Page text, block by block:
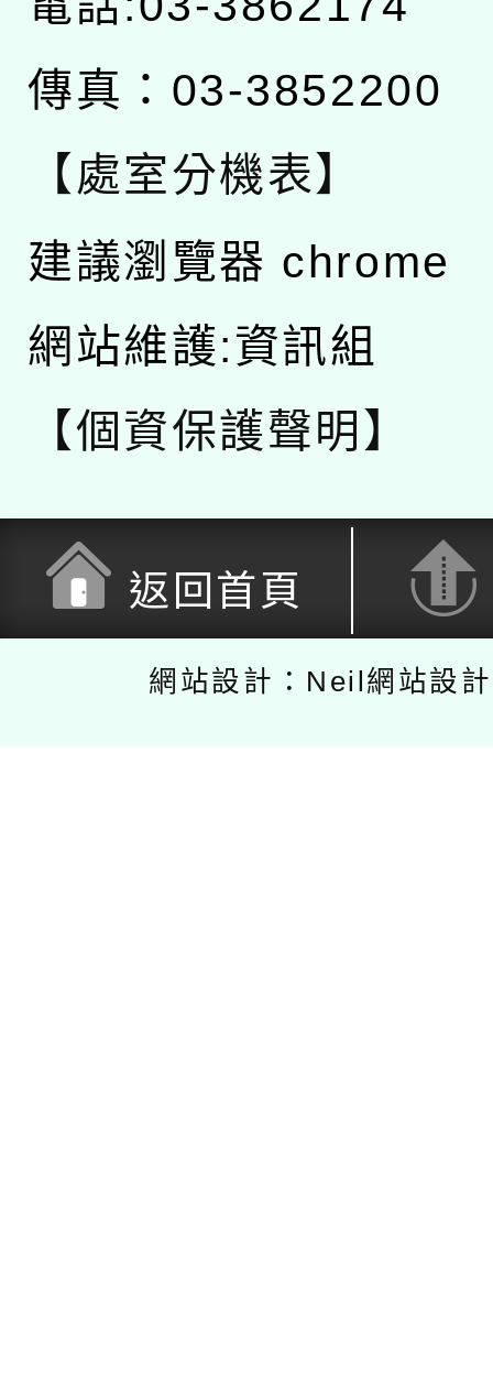
傳真：03-3852200
【處室分機表】
建議瀏覽器 chrome
網站維護:資訊組
【個資保護聲明】
返回首頁
網站設計：Neil網站設